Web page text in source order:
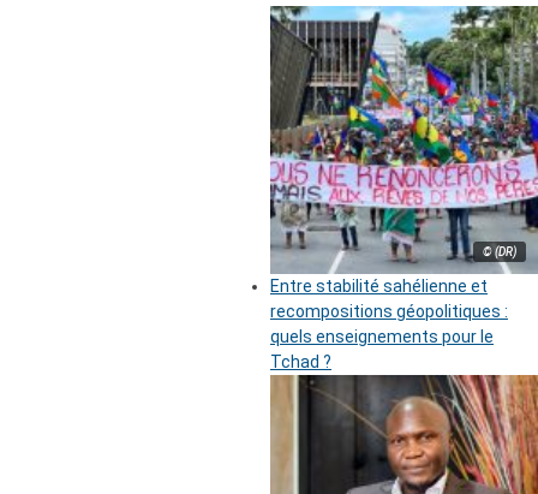
© (DR)
Entre stabilité sahélienne et
recompositions géopolitiques :
quels enseignements pour le
Tchad ?